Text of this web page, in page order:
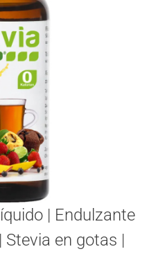
| Endulzante
Stevia en gotas |